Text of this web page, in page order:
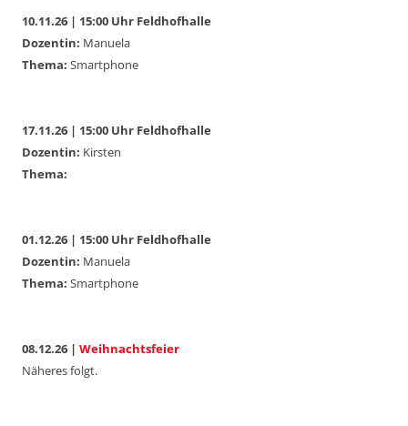
10.11.26 | 15:00 Uhr Feldhofhalle
Dozentin: Manuela
Thema: Smartphone
17.11.26 | 15:00 Uhr Feldhofhalle
Dozentin: Kirsten
Thema:
01.12.26 | 15:00 Uhr Feldhofhalle
Dozentin: Manuela
Thema: Smartphone
08.12.26 | Weihnachtsfeier
Näheres folgt.